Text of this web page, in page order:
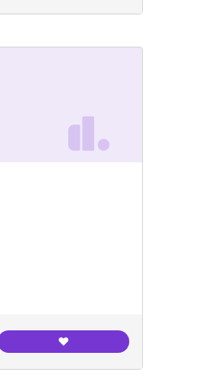
❤️Entrevista al Jesús